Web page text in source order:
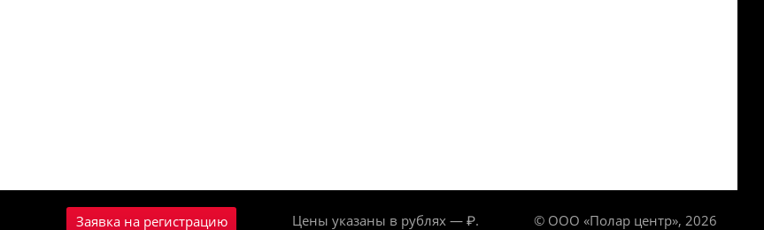
Заявка на регистрацию Цены указаны в рублях — ₽. © ООО «Полар центр», 2026